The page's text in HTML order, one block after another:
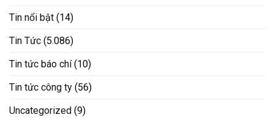
Tin nổi bật (14)
Tin Tức (5.086)
Tin tức báo chí(10)
Tin tức công ty (56)
Uncategorized (9)